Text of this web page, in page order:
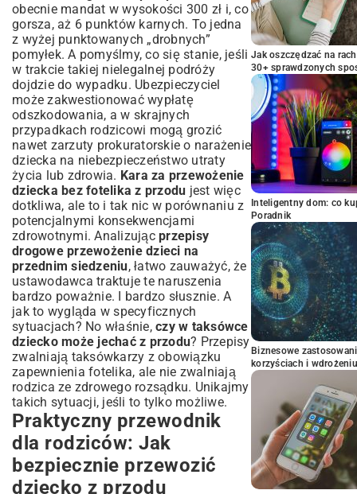
obecnie mandat w wysokości 300 zł i, co
gorsza, aż 6 punktów karnych. To jedna
z wyżej punktowanych „drobnych”
pomyłek. A pomyślmy, co się stanie, jeśli
w trakcie takiej nielegalnej podróży
dojdzie do wypadku. Ubezpieczyciel
może zakwestionować wypłatę
odszkodowania, a w skrajnych
przypadkach rodzicowi mogą grozić
nawet zarzuty prokuratorskie o narażenie
dziecka na niebezpieczeństwo utraty
życia lub zdrowia. Kara za przewożenie
dziecka bez fotelika z przodu jest więc
dotkliwa, ale to i tak nic w porównaniu z
potencjalnymi konsekwencjami
zdrowotnymi. Analizując przepisy
drogowe przewożenie dzieci na
przednim siedzeniu, łatwo zauważyć, że
ustawodawca traktuje te naruszenia
bardzo poważnie. I bardzo słusznie. A
jak to wygląda w specyficznych
sytuacjach? No właśnie, czy w taksówce
dziecko może jechać z przodu? Przepisy
zwalniają taksówkarzy z obowiązku
zapewnienia fotelika, ale nie zwalniają
rodzica ze zdrowego rozsądku. Unikajmy
takich sytuacji, jeśli to tylko możliwe.
Praktyczny przewodnik
dla rodziców: Jak
bezpiecznie przewozić
dziecko z przodu
Jak oszczędzać na
30+ sprawdzonych
Inteligentny dom: co
Poradnik
Biznesowe
korzyściach i wdrożeniu